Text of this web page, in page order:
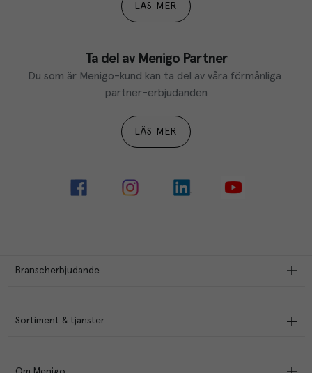
LÄS MER
Ta del av Menigo Partner
Du som är Menigo-kund kan ta del av våra förmånliga
partner-erbjudanden
LÄS MER
Branscherbjudande
Sortiment & tjänster